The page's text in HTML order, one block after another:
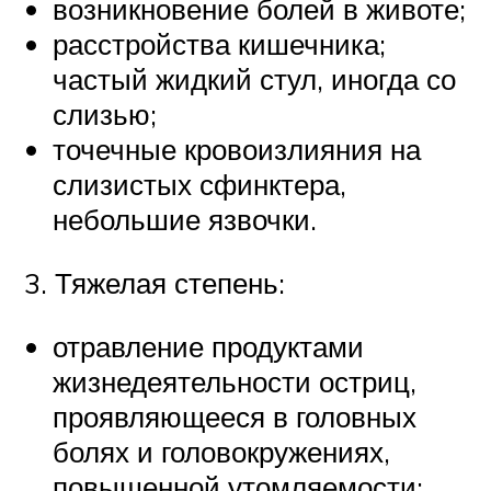
возникновение болей в животе;
расстройства кишечника;
частый жидкий стул, иногда со
слизью;
точечные кровоизлияния на
слизистых сфинктера,
небольшие язвочки.
3. Тяжелая степень:
отравление продуктами
жизнедеятельности остриц,
проявляющееся в головных
болях и головокружениях,